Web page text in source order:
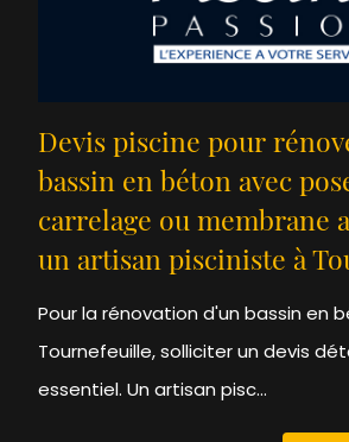
Devis piscine pour
bassin en béton avec
carrelage ou membrane
un artisan pisciniste à
Pour la rénovation d'un bassin en
Tournefeuille, solliciter un devis
essentiel. Un artisan pisc...